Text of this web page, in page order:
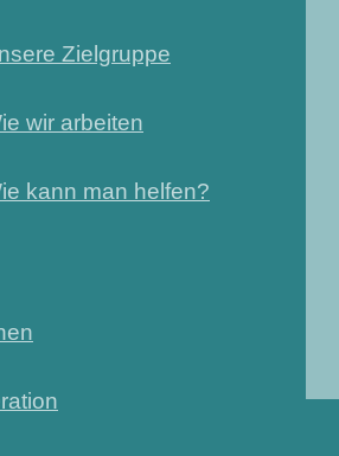
Zielgruppe
wir arbeiten
kann man helfen?